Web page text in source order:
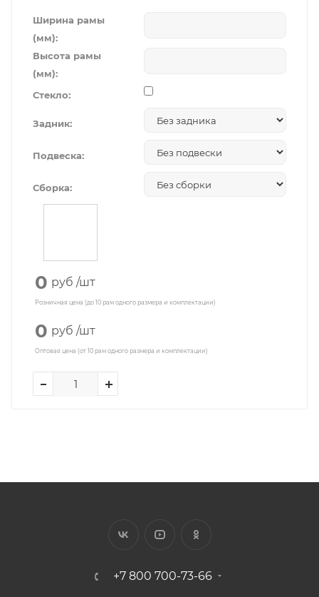
Ширина рамы
(мм):
Высота рамы
(мм):
Стекло:
Задник:
Подвеска:
Сборка:
0 руб /шт
Розничная цена (до 10 рам одного размера и комплектации)
0 руб /шт
Оптовая цена (от 10 рам одного размера и комплектации)
+7 800 700-73-66